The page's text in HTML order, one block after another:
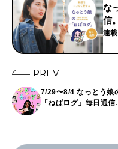
な
信。
連
PREV
7/29〜8/4 なっとう娘
「ねばログ」毎日通信
ンナップ。